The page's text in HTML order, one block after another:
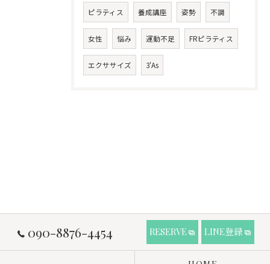
ピラティス 養成講座 姿勢 不調
女性 悩み 運動不足 FRピラティス
エクササイズ 3'As
090-8876-4454 RESERVE LINE登録